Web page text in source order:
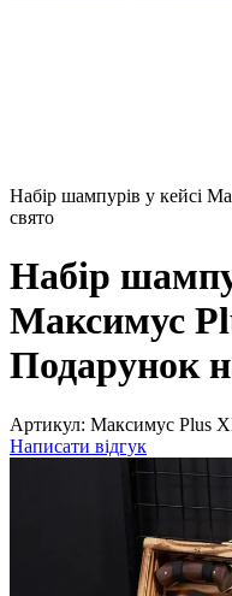
Набір шампурів у кейсі
свято
Набір
Максимус
Подарунок
Артикул: Максимус Plus
Написати відгук